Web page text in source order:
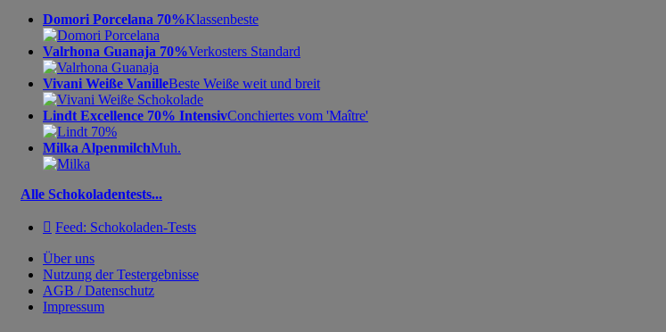
Domori Porcelana 70%Klassenbeste
Valrhona Guanaja 70%Verkosters Standard
Vivani Weiße VanilleBeste Weiße weit und breit
Lindt Excellence 70% IntensivConchiertes vom 'Maître'
Milka AlpenmilchMuh.
Alle Schokoladentests...
 Feed: Schokoladen-Tests
Über uns
Nutzung der Testergebnisse
AGB / Datenschutz
Impressum